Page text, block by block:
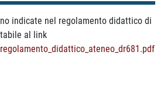
indicate nel regolamento didattico di
al link